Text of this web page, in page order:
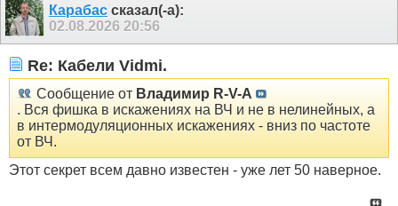
Карабас сказал(-а):
02.08.2026 20:56
Re: Кабели Vidmi.
Сообщение от Владимир R-V-A
. Вся фишка в искажениях на ВЧ и не в нелинейных, а
в интермодуляционных искажениях - вниз по частоте
от ВЧ.
Этот секрет всем давно известен - уже лет 50 наверное.